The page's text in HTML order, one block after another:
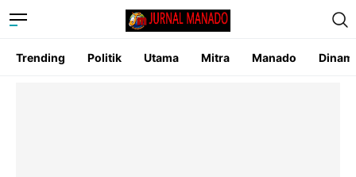
Trending Politik Utama Mitra Manado